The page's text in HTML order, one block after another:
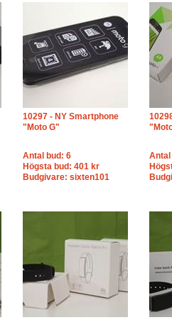
10297 - NY Smartphone
"Moto G"
Antal bud: 6
Högsta bud: 401 kr
Budgivare: sixten101
Antal